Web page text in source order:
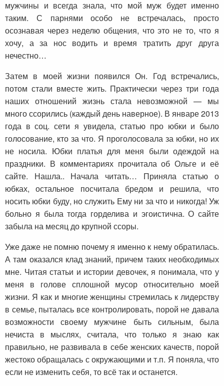
мужчины и всегда знала, что мой муж будет именно
таким. С парнями особо не встречалась, просто
осознавая через неделю общения, что это не то, что я
хочу, а за нос водить и время тратить друг друга
нечестно…
Затем в моей жизни появился Он. Год встречались,
потом стали вместе жить. Практически через три года
наших отношений жизнь стала невозможной — мы
много ссорились (каждый день наверное). В январе 2013
года в соц. сети я увидела, статью про юбки и было
голосование, кто за что. Я проголосовала за юбки, но их
не носила. Юбки платья для меня были одеждой на
праздники. В комментариях прочитала об Ольге и её
сайте. Нашла.. Начала читать… Приняла статью о
юбках, остальное посчитала бредом и решила, что
носить юбки буду, но служить Ему ни за что и никогда! Уж
больно я была тогда горделива и эгоистична. О сайте
забыла на месяц до крупной ссоры.
Уже даже не помню почему я именно к нему обратилась.
А там оказался клад знаний, причем таких необходимых
мне. Читая статьи и истории девочек, я понимала, что у
меня в голове сплошной мусор относительно моей
жизни. Я как и многие женщины стремилась к лидерству
в семье, пыталась все контролировать, порой не давала
возможности своему мужчине быть сильным, была
нечиста в мыслях, считала, что только я знаю как
правильно, не развивала в себе женских качеств, порой
жестоко обращалась с окружающими и т.п. Я поняла, что
если не изменить себя, то всё так и останется.